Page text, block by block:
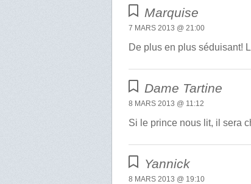
Marquise
7 MARS 2013 @ 21:00
De plus en plus séduisant!
Dame Tartine
8 MARS 2013 @ 11:12
Si le prince nous lit, il sera
Yannick
8 MARS 2013 @ 19:10